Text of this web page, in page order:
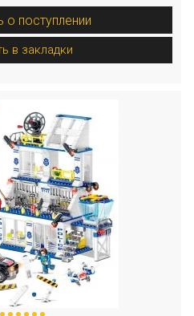
о поступлении
в закладки